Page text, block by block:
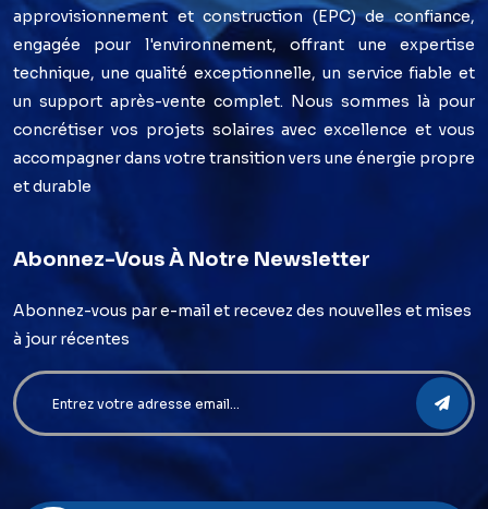
approvisionnement et construction (EPC) de confiance,
engagée pour l'environnement, offrant une expertise
technique, une qualité exceptionnelle, un service fiable et
un support après-vente complet. Nous sommes là pour
concrétiser vos projets solaires avec excellence et vous
accompagner dans votre transition vers une énergie propre
et durable
Abonnez-Vous À Notre Newsletter
Abonnez-vous par e-mail et recevez des nouvelles et mises
à jour récentes